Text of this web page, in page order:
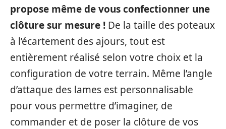
propose même de vous confectionner une
clôture sur mesure ! De la taille des poteaux
à l’écartement des ajours, tout est
entièrement réalisé selon votre choix et la
configuration de votre terrain. Même l’angle
d’attaque des lames est personnalisable
pour vous permettre d’imaginer, de
commander et de poser la clôture de vos